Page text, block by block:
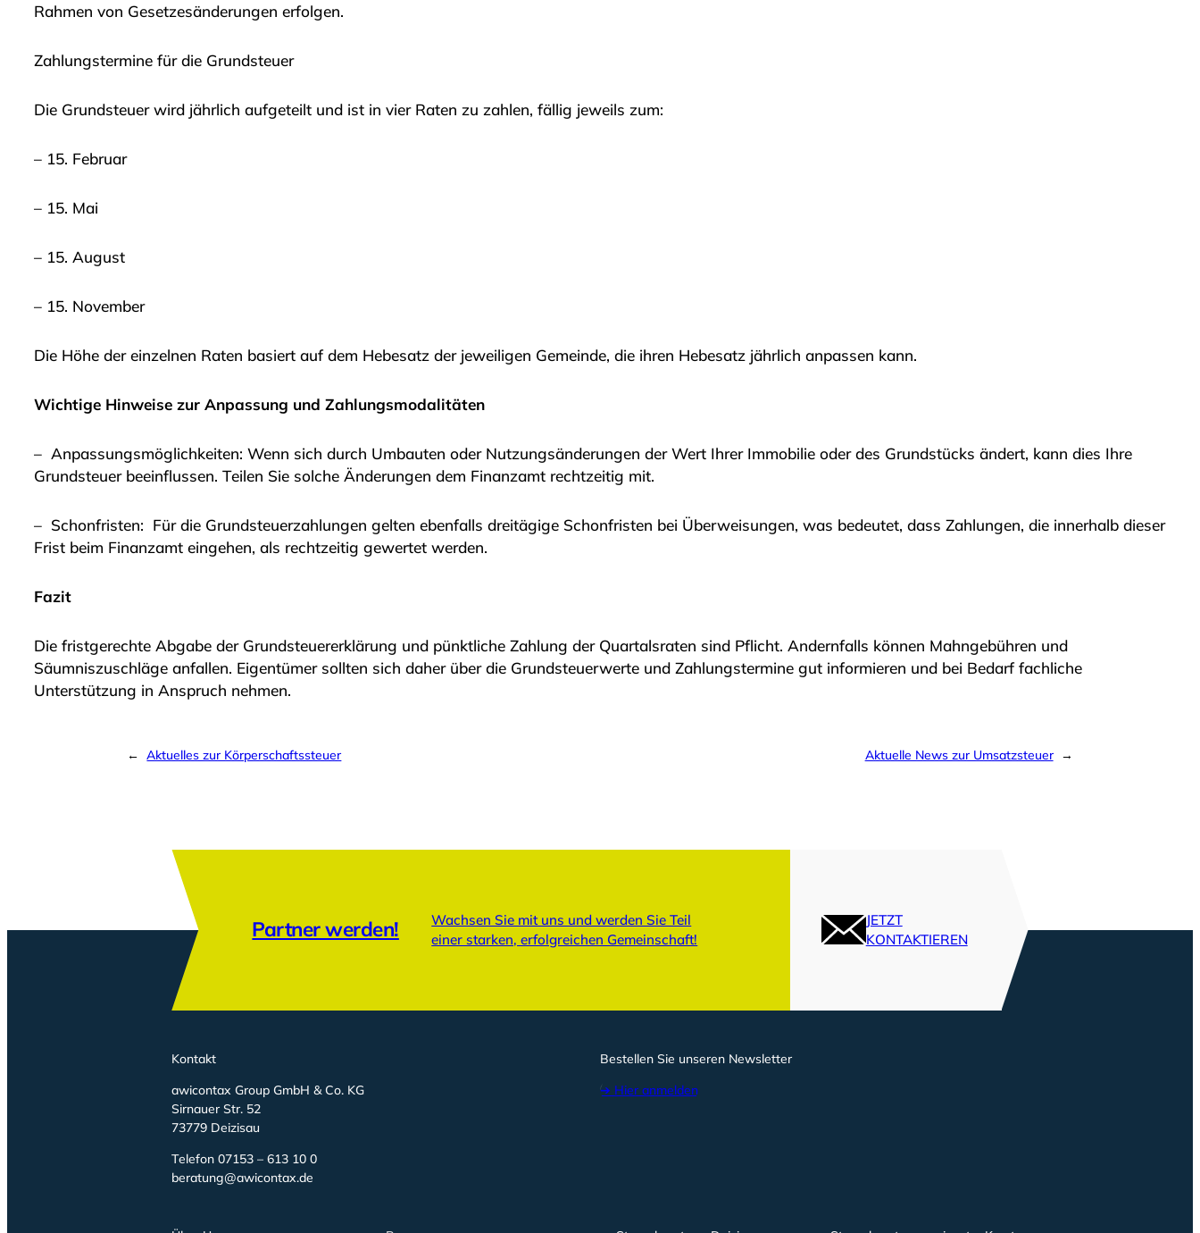
Rahmen von Gesetzesänderungen erfolgen.
Zahlungstermine für die Grundsteuer
Die Grundsteuer wird jährlich aufgeteilt und ist in vier Raten zu zahlen, fällig jeweils zum:
– 15. Februar
– 15. Mai
– 15. August
– 15. November
Die Höhe der einzelnen Raten basiert auf dem Hebesatz der jeweiligen Gemeinde, die ihren Hebesatz jährlich anpassen kann.
Wichtige Hinweise zur Anpassung und Zahlungsmodalitäten
– Anpassungsmöglichkeiten: Wenn sich durch Umbauten oder Nutzungsänderungen der Wert Ihrer Immobilie oder des Grundstücks ändert, kann dies Ihre
Grundsteuer beeinflussen. Teilen Sie solche Änderungen dem Finanzamt rechtzeitig mit.
– Schonfristen: Für die Grundsteuerzahlungen gelten ebenfalls dreitägige Schonfristen bei Überweisungen, was bedeutet, dass Zahlungen, die innerhalb dieser
Frist beim Finanzamt eingehen, als rechtzeitig gewertet werden.
Fazit
Die fristgerechte Abgabe der Grundsteuererklärung und pünktliche Zahlung der Quartalsraten sind Pflicht. Andernfalls können Mahngebühren und
Säumniszuschläge anfallen. Eigentümer sollten sich daher über die Grundsteuerwerte und Zahlungstermine gut informieren und bei Bedarf fachliche
Unterstützung in Anspruch nehmen.
← Aktuelles zur Körperschaftssteuer Aktuelle News zur Umsatzsteuer →
Partner werden!
Wachsen Sie mit uns und werden Sie Teil
einer starken, erfolgreichen Gemeinschaft!
JETZT
KONTAKTIEREN
Kontakt
awicontax Group GmbH & Co. KG
Sirnauer Str. 52
73779 Deizisau
Telefon 07153 – 613 10 0
beratung@awicontax.de
Bestellen Sie unseren Newsletter
➔ Hier anmelden